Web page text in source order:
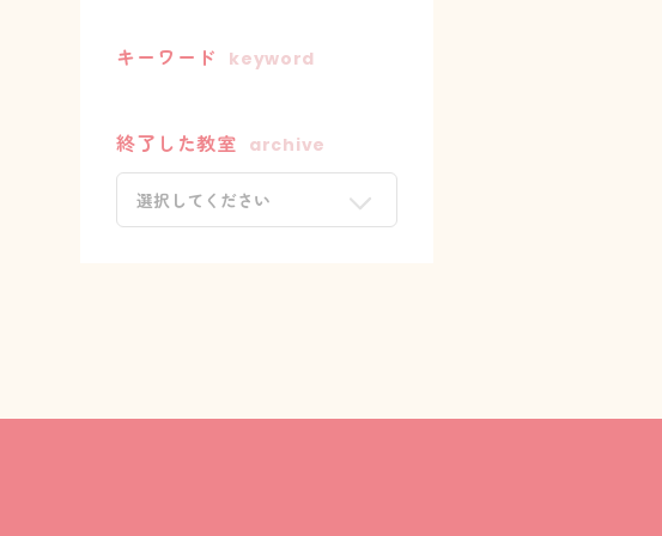
キーワード keyword
終了した教室 archive